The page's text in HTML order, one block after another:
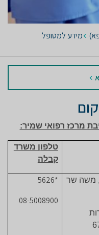
מידע למטופל
מרכז רפואי שמיר:
טלפון משרד
קבלה
משה שר
*5626
08-5008900